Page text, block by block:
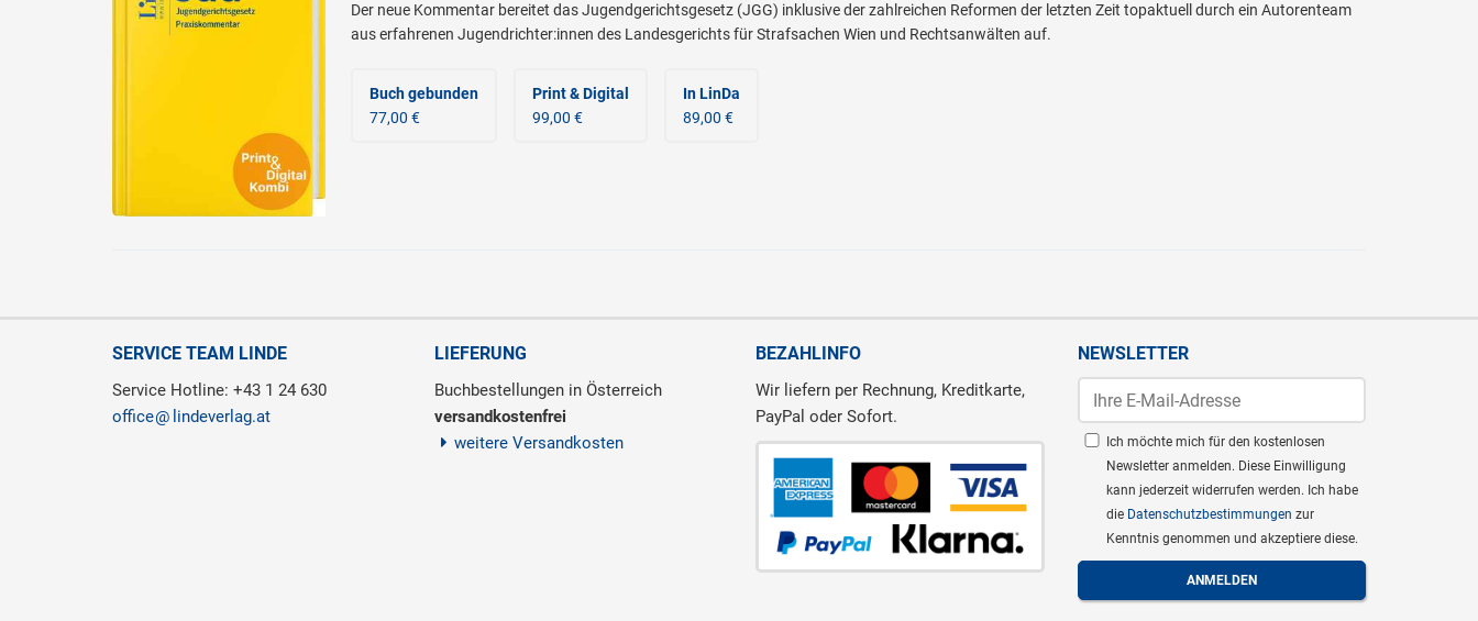
Der neue Kommentar bereitet das Jugendgerichtsgesetz (JGG) inklusive der zahlreichen Reformen der letzten Zeit topaktuell durch ein Autorenteam
aus erfahrenen Jugendrichter:innen des Landesgerichts für Strafsachen Wien und Rechtsanwälten auf.
Buch gebunden
77,00 €
Print & Digital
99,00 €
In LinDa
89,00 €
SERVICE TEAM LINDE
Service Hotline: +43 1 24 630
office
lindeverlag.at
LIEFERUNG
Buchbestellungen in Österreich
versandkostenfrei
weitere Versandkosten
BEZAHLINFO
Wir liefern per Rechnung, Kreditkarte,
PayPal oder Sofort.
NEWSLETTER
Ich möchte mich für den kostenlosen
Newsletter anmelden. Diese Einwilligung
kann jederzeit widerrufen werden. Ich habe
die Datenschutzbestimmungen zur
Kenntnis genommen und akzeptiere diese.